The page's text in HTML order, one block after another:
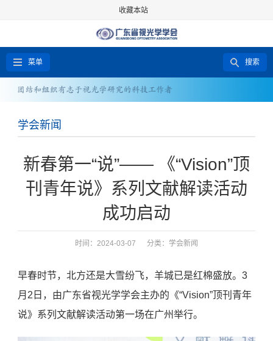
收藏本站
菜单 搜索
学会新闻
新春第一“说”—— 《“Vision”顶
刊青年说》系列文献解读活动
成功启动
时间：2024-03-07 分类： 学会新闻
早春时节，北方还是大雪纷飞，羊城已是红棉盛放。3
月2日，由广东省视光学学会主办的《“Vision”顶刊青年
说》系列文献解读活动第一场在广州举行。